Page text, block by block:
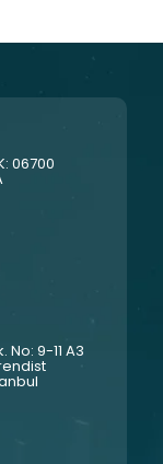
06700
No: 9-11 A3